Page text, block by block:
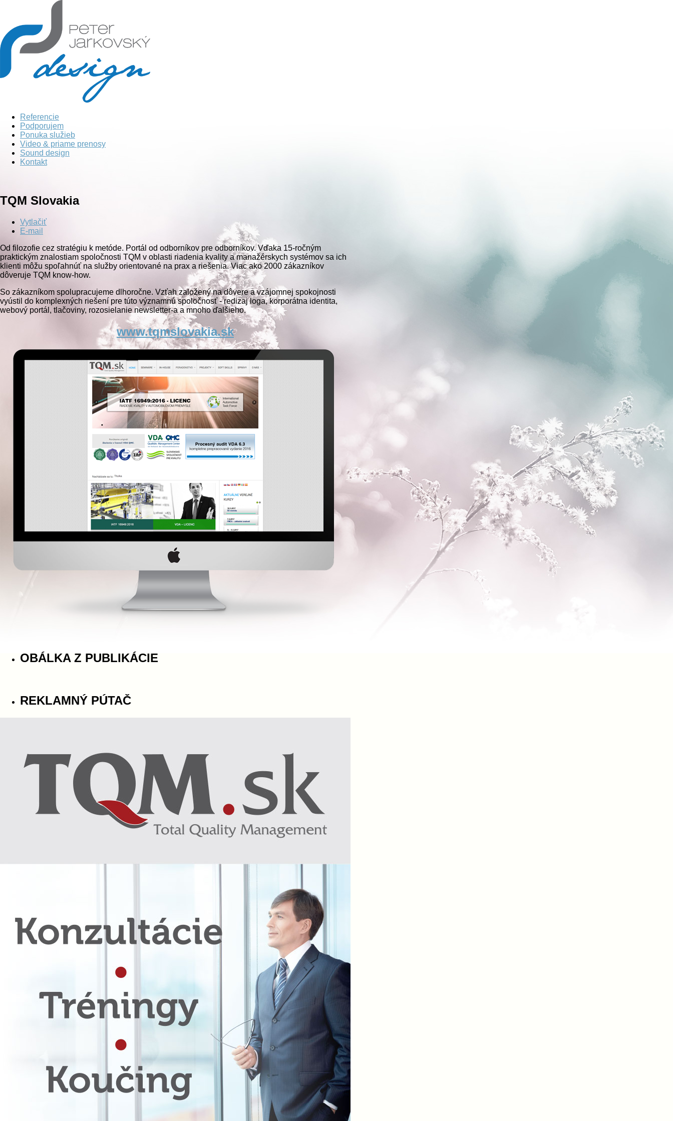
Referencie
Podporujem
Ponuka služieb
Video & priame prenosy
Sound design
Kontakt
TQM Slovakia
Vytlačiť
E-mail
Od filozofie cez stratégiu k metóde. Portál od odborníkov pre odborníkov. Vďaka 15-ročným
praktickým znalostiam spoločnosti TQM v oblasti riadenia kvality a manažérskych systémov sa ich
klienti môžu spoľahnúť na služby orientované na prax a riešenia. Viac ako 2000 zákazníkov
dôveruje TQM know-how.
So zákazníkom spolupracujeme dlhoročne. Vzťah založený na dôvere a vzájomnej spokojnosti
vyústil do komplexných riešení pre túto významnú spoločnosť - redizaj loga, korporátna identita,
webový portál, tlačoviny, rozosielanie newsletter-a a mnoho ďalšieho.
www.tqmslovakia.sk
OBÁLKA Z PUBLIKÁCIE
REKLAMNÝ PÚTAČ